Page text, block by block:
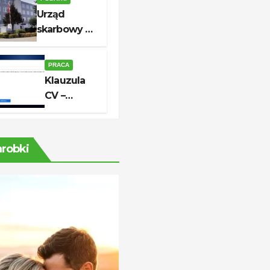
ścieżek
kariery
unerquicklich
Urząd
skarbowy w
Białogardzie
– adres,
godziny i
kontakt
PRACA
Klauzula
CV –
aktualny
aplikacji